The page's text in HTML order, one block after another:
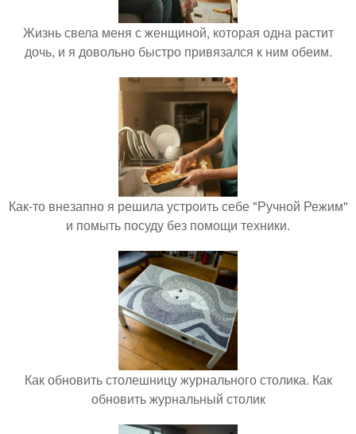
Жизнь свела меня с женщиной, которая одна растит
дочь, и я довольно быстро привязался к ним обеим.
Как-то внезапно я решила устроить себе "Ручной Режим"
и помыть посуду без помощи техники.
Как обновить столешницу журнального столика. Как
обновить журнальный столик